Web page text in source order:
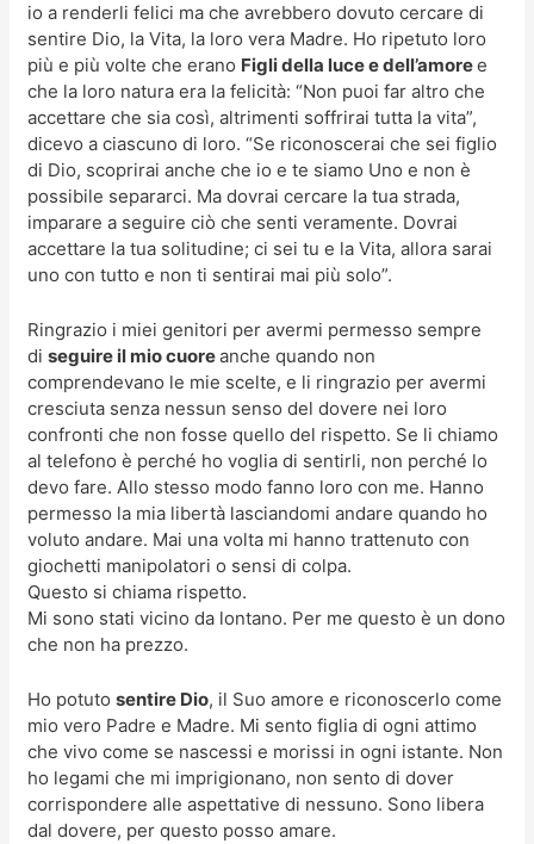
io a renderli felici ma che avrebbero dovuto cercare di
sentire Dio, la Vita, la loro vera Madre. Ho ripetuto loro
più e più volte che erano Figli della luce e dell’amoree
che la loro natura era la felicità: “Non puoi far altro che
accettare che sia così, altrimenti soffrirai tutta la vita”,
dicevo a ciascuno di loro. “Se riconoscerai che sei figlio
di Dio, scoprirai anche che io e te siamo Uno e non è
possibile separarci. Ma dovrai cercare la tua strada,
imparare a seguire ciò che senti veramente. Dovrai
accettare la tua solitudine; ci sei tu e la Vita, allora sarai
uno con tutto e non ti sentirai mai più solo”.
Ringrazio i miei genitori per avermi permesso sempre
diseguire il mio cuoreanche quando non
comprendevano le mie scelte, e li ringrazio per avermi
cresciuta senza nessun senso del dovere nei loro
confronti che non fosse quello del rispetto. Se li chiamo
al telefono è perché ho voglia di sentirli, non perché lo
devo fare. Allo stesso modo fanno loro con me. Hanno
permesso la mia libertà lasciandomi andare quando ho
voluto andare. Mai una volta mi hanno trattenuto con
giochetti manipolatori o sensi di colpa.
Questo si chiama rispetto.
Mi sono stati vicino da lontano. Per me questo è un dono
che non ha prezzo.
Ho potutosentire Dio, il Suo amore e riconoscerlo come
mio vero Padre e Madre. Mi sento figlia di ogni attimo
che vivo come se nascessi e morissi in ogni istante. Non
ho legami che mi imprigionano, non sento di dover
corrispondere alle aspettative di nessuno. Sono libera
dal dovere, per questo posso amare.